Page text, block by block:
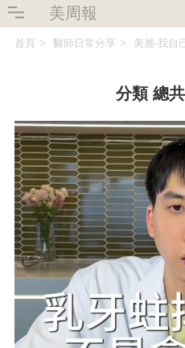
美周報
首頁 醫師日常分享 美麗-我自
分類 總